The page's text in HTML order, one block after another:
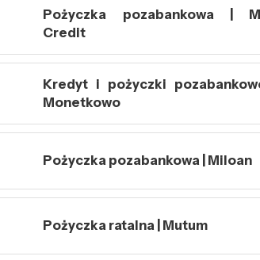
Pożyczka pozabankowa |
Credit
Kredyt i pożyczki
Monetkowo
Pożyczka pozabankowa | Miloan
Pożyczka ratalna | Mutum